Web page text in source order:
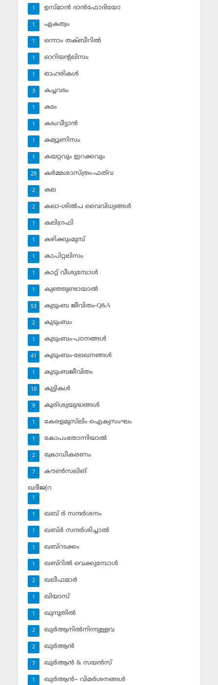
ഉസ്മാന്‍ ദാന്‍ഫോദിയോ
1
ഏകത്വം
1
ഒന്നാം തക്ബീറില്‍
1
ഓറിയന്റലിസം
1
ഓഹരികള്‍
1
കച്ചവടം
3
കടം
1
കടംവീട്ടാന്‍
1
കമ്യൂണിസം
1
കയറ്റവും ഇറക്കവും
1
കര്‍മ്മശാസ്ത്രം-ഫത്‌വ
29
കല
2
കലാ-ശില്‍പ വൈവിധ്യങ്ങള്‍
2
കലിഗ്രഫി
1
കഴിക്കുംമുമ്പ്
1
കാപിറ്റലിസം
1
കാറ്റ് വീശുമ്പോള്‍
1
കുഞ്ഞുണ്ടായാല്‍
1
കുടുംബ ജീവിതം-Q&A
53
കുടുംബം
2
കുടുംബം-പഠനങ്ങള്‍
1
കുടുംബം-ലേഖനങ്ങള്‍
41
കുടുംബജീവിതം
1
കുട്ടികള്‍
10
കുരിശുയുദ്ധങ്ങള്‍
9
കേരളമുസ്‌ലിം ഐക്യസംഘം
1
കോപംതോന്നിയാല്‍
1
ക്രോഡീകരണം
2
കൗണ്‍സലിങ്‌
7
ഖദീജ(റ
1
ഖബ് ര്‍ സന്ദര്‍ശനം
1
ഖബ്ര്‍ സന്ദര്‍ശിച്ചാല്‍
1
ഖബ്‌റടക്കം
1
ഖബ്‌റില്‍ വെക്കുമ്പോള്‍
1
ഖലീഫമാര്‍
2
ഖിയാസ്
1
ഖുനൂതില്‍
1
ഖുര്‍ആനില്‍നിന്നുള്ളവ
2
ഖുര്‍ആന്‍
2
ഖുര്‍ആന്‍ & സയന്‍സ്‌
7
ഖുര്‍ആന്‍– വിമര്‍ശനങ്ങള്‍
1